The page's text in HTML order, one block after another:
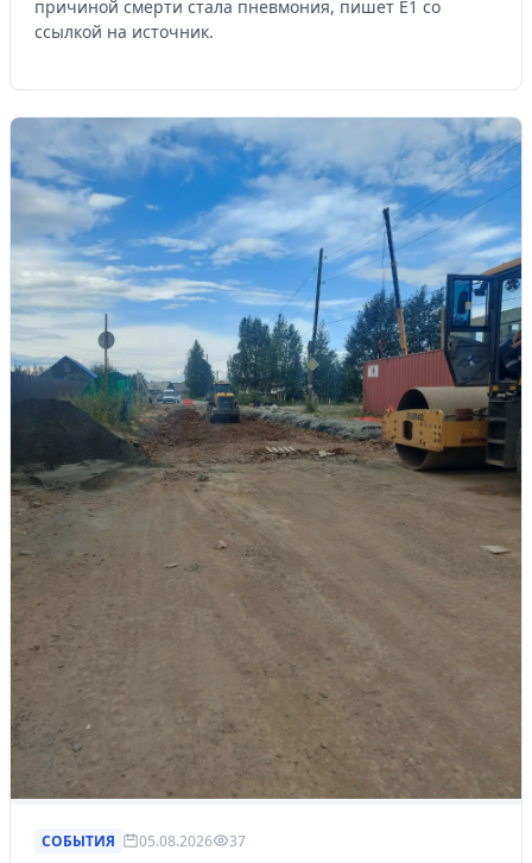
причиной смерти стала пневмония, пишет Е1 со
ссылкой на источник.
СОБЫТИЯ 05.08.2026 37